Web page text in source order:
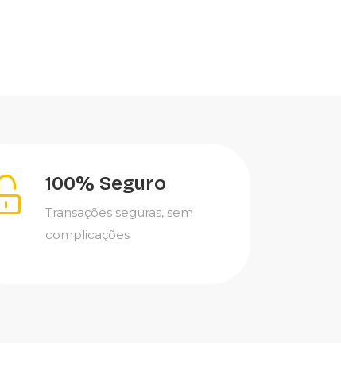
100% Seguro
Transações seguras, sem
complicações